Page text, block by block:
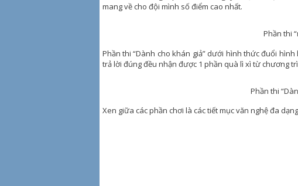
mang về cho đội mình số điểm cao nhất.
Phần thi
Phần thi “Dành cho khán giả” dưới hình thức đuổi
trả lời đúng đều nhận được 1 phần quà lì xì từ chương
Phần thi
Xen giữa các phần chơi là các tiết mục văn nghệ đa